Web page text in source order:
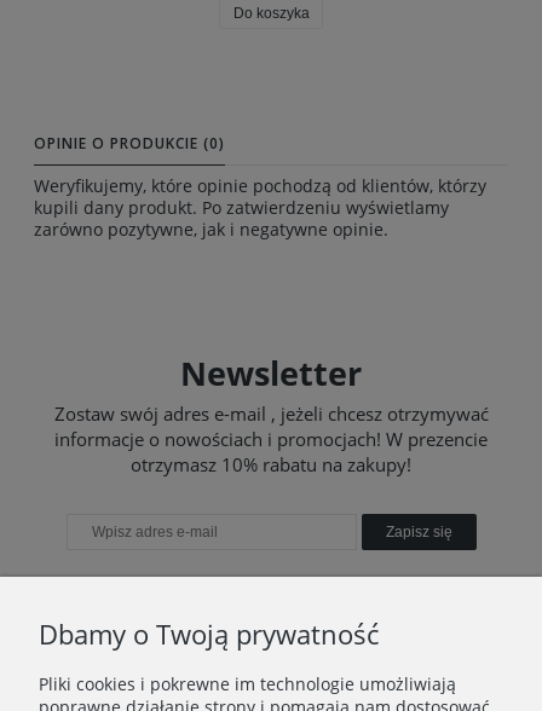
Do koszyka
OPINIE O PRODUKCIE (0)
Weryfikujemy, które opinie pochodzą od klientów, którzy
kupili dany produkt. Po zatwierdzeniu wyświetlamy
zarówno pozytywne, jak i negatywne opinie.
Newsletter
Zostaw swój adres e-mail , jeżeli chcesz otrzymywać
informacje o nowościach i promocjach! W prezencie
otrzymasz 10% rabatu na zakupy!
Zapisz się
TWOJE KONTO
Dbamy o Twoją prywatność
Pliki cookies i pokrewne im technologie umożliwiają